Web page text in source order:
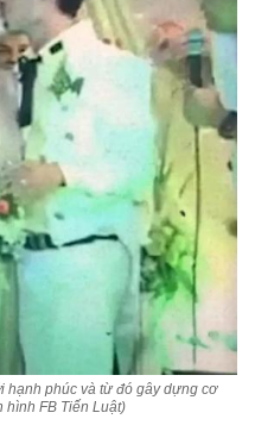
hạnh phúc và từ đó gây dựng cơ
hình FB Tiến Luật)